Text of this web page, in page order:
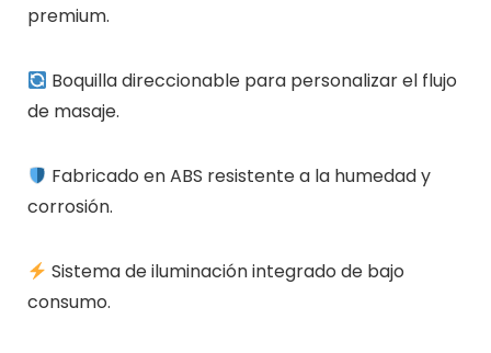
premium.
Boquilla direccionable para personalizar el flujo
de masaje.
Fabricado en ABS resistente a la humedad y
corrosión.
Sistema de iluminación integrado de bajo
consumo.